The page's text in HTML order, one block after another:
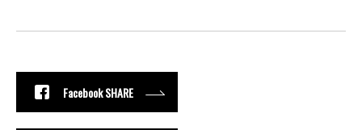
Facebook SHARE